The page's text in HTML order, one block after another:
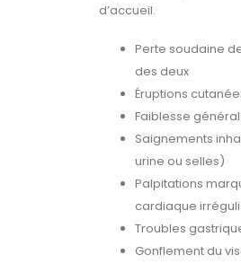
d’accueil.
Perte soudaine
des deux
Éruptions
Faiblesse
Saignements
urine ou selles)
Palpitations
cardiaque
Troubles
Gonflement du